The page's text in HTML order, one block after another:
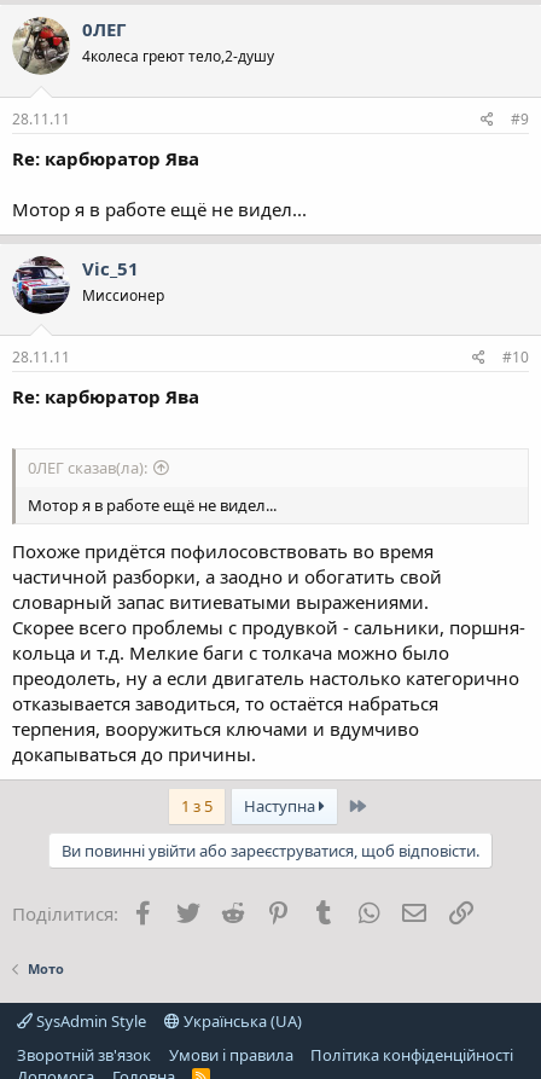
0ЛЕГ
4колеса греют тело,2-душу
28.11.11 #9
Re: карбюратор Ява
Мотор я в работе ещё не видел...
Vic_51
Миссионер
28.11.11 #10
Re: карбюратор Ява
0ЛЕГ сказав(ла):
Мотор я в работе ещё не видел...
Похоже придётся пофилосовствовать во время
частичной разборки, а заодно и обогатить свой
словарный запас витиеватыми выражениями.
Скорее всего проблемы с продувкой - сальники, поршня-
кольца и т.д. Мелкие баги с толкача можно было
преодолеть, ну а если двигатель настолько категорично
отказывается заводиться, то остаётся набраться
терпения, вооружиться ключами и вдумчиво
докапываться до причины.
1 з 5 Наступна Останній
Ви повинні увійти або зареєструватися, щоб відповісти.
Поділитися: Facebook
Twitter Reddit PinterestTumblrWhatsApp
E-mail
Мото
SysAdmin Style
Українська (UA)
Зворотній зв'язок
Умови і правила
Політика конфіденційності
R